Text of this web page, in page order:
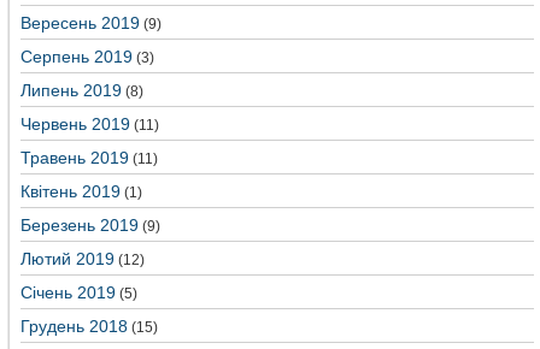
Вересень 2019 (9)
Серпень 2019 (3)
Липень 2019 (8)
Червень 2019 (11)
Травень 2019 (11)
Квітень 2019 (1)
Березень 2019 (9)
Лютий 2019 (12)
Січень 2019 (5)
Грудень 2018 (15)